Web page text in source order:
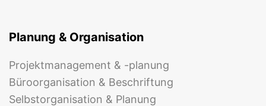
Planung & Organisation
Projektmanagement & -planung
Büroorganisation & Beschriftung
Selbstorganisation & Planung